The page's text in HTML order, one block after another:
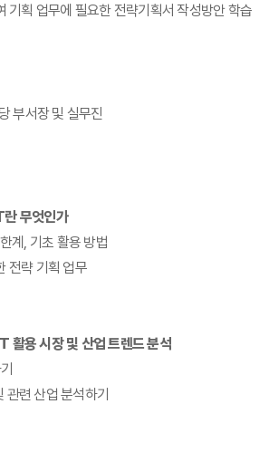
획 업무에 필요한 전략기획서 작성방안 학습
부서장 및 실무진
무엇인가
계, 기초 활용 방법
략 기획 업무
용 시장 및 산업 트렌드 분석
련 산업 분석하기